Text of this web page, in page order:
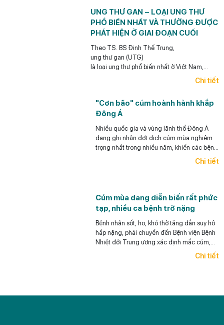
UNG THƯ GAN – LOẠI UNG THƯ
PHỔ BIẾN NHẤT VÀ THƯỜNG ĐƯỢC
PHÁT HIỆN Ở GIAI ĐOẠN CUỐI
Theo TS. BS Đinh Thế Trung,
ung thư gan (UTG)
là loại ung thư phổ biến nhất ở Việt Nam,
ra UTG cho bệnh nhân),
có thể phát hiện sớm và điều trị hiệu quả
UTG.
Chi tiết
"Cơn bão" cúm hoành hành khắp
Đông Á
Nhiều quốc gia và vùng lãnh thổ Đông Á
đang ghi nhận đợt dịch cúm mùa nghiêm
trọng nhất trong nhiều năm, khiến các bệnh
Chi tiết
Cúm mùa dang diễn biến rất phức
tạp, nhiều ca bệnh trở nặng
Bệnh nhân sốt, ho, khó thở tăng dần suy hô
hấp nặng, phải chuyển đến Bệnh viện Bệnh
Nhiệt đới Trung ương xác định mắc cúm,
Chi tiết